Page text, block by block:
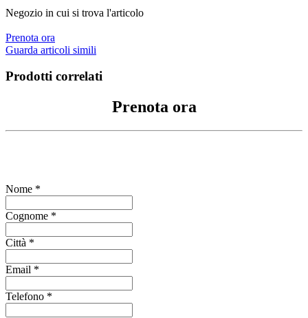
Negozio in cui si trova l'articolo
Prenota ora
Guarda articoli simili
Prodotti correlati
Prenota ora
Nome *
Cognome *
Città *
Email *
Telefono *